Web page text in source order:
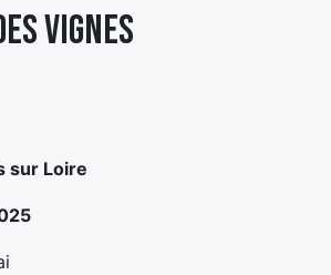
Vignes
sur Loire
de
ÉlémentÉlément